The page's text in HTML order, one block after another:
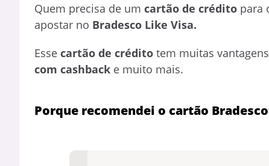
Quem precisa de um cartão de crédito para
apostar no Bradesco Like Visa.
Esse cartão de crédito tem muitas
com cashback e muito mais.
Porque recomendei o cartão